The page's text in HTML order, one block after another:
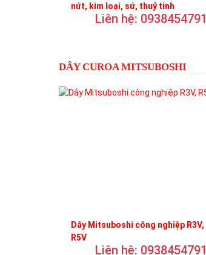
nứt, kim loại, sứ, thuỷ tinh
Liên hệ: 0938454791
DÂY CUROA MITSUBOSHI
Dây Mitsuboshi công nghiệp R3V,
R5V
Liên hệ: 0938454791